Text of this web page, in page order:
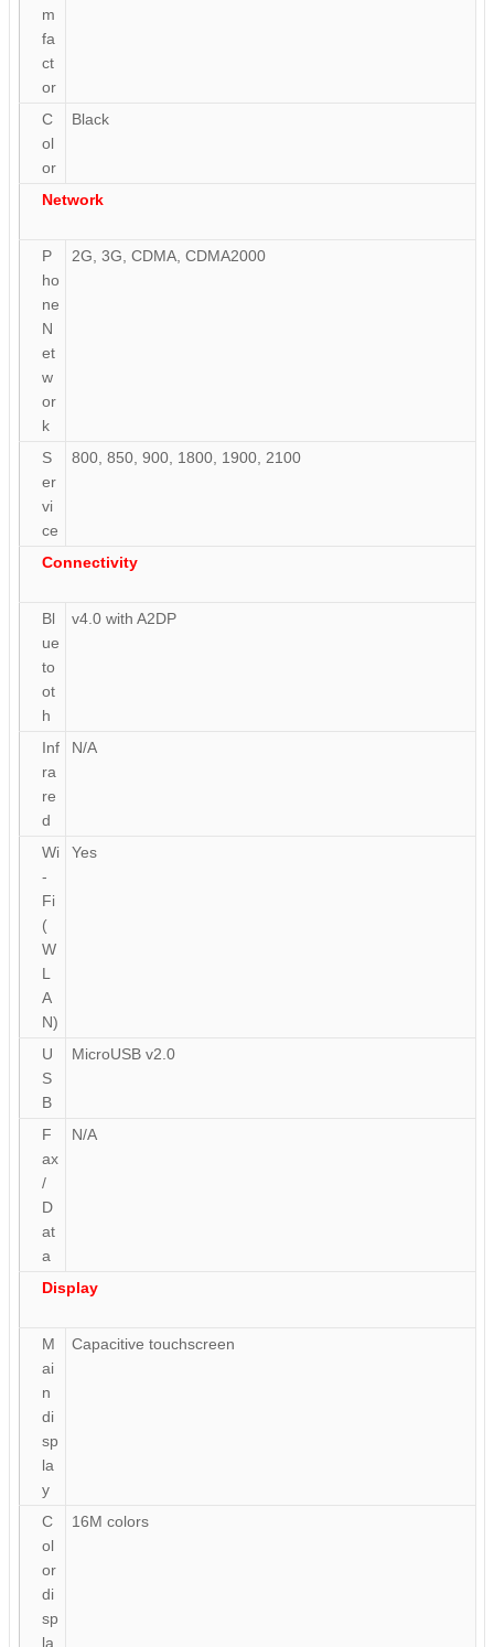
m
fa
ct
or
C
ol
or
Black
Network
P
ho
ne
N
et
w
or
k
2G, 3G, CDMA, CDMA2000
S
er
vi
ce
800, 850, 900, 1800, 1900, 2100
Connectivity
Bl
ue
to
ot
h
v4.0 with A2DP
Inf
ra
re
d
N/A
Wi
-
Fi
(
W
L
A
N)
Yes
U
S
B
MicroUSB v2.0
F
ax
/
D
at
a
N/A
Display
M
ai
n
di
sp
la
y
Capacitive touchscreen
C
ol
or
di
sp
la
16M colors